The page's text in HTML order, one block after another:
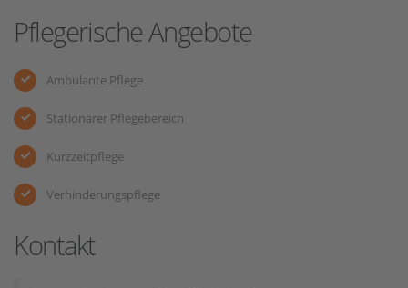
Pflegerische Angebote
Ambulante Pflege
Stationärer Pflegebereich
Kurzzeitpflege
Verhinderungspflege
Kontakt